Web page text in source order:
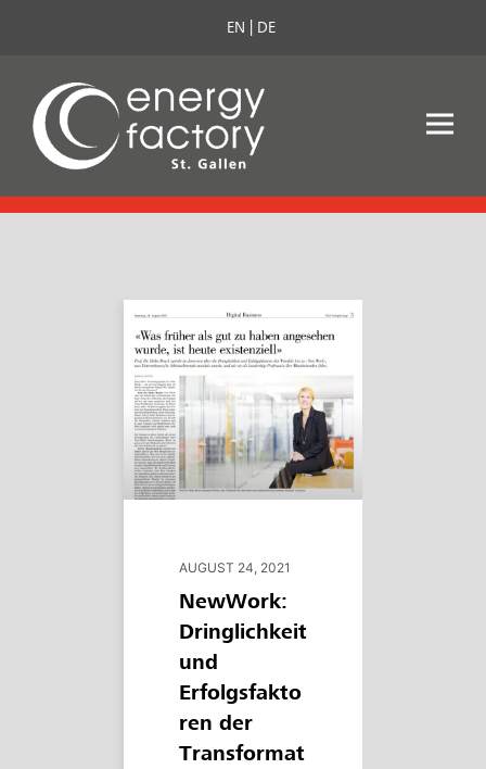
EN DE
AUGUST 24, 2021
NewWork:
Dringlichkeit
und
Erfolgsfakto
ren der
Transformat